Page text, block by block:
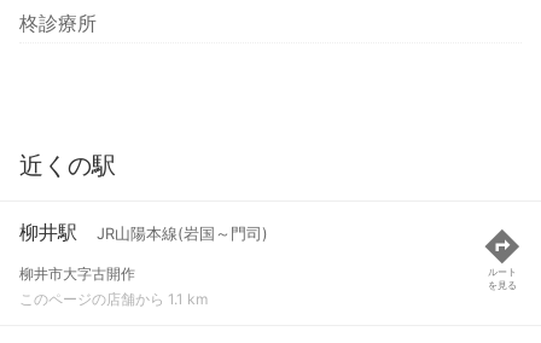
柊診療所
近くの駅
柳井駅 JR山陽本線(岩国～門司)
柳井市大字古開作
このページの店舗から 1.1 km
ルート
を見る